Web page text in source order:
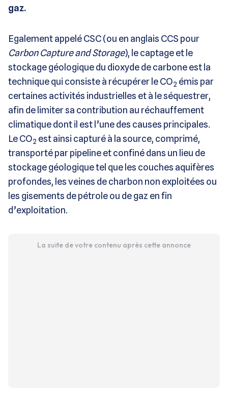
gaz.
Egalement appelé CSC (ou en anglais CCS pour
Carbon Capture and Storage), le captage et le
stockage géologique du dioxyde de carbone est la
technique qui consiste à récupérer le CO2 émis par
certaines activités industrielles et à le séquestrer,
afin de limiter sa contribution au réchauffement
climatique dont il est l’une des causes principales.
Le CO2 est ainsi capturé à la source, comprimé,
transporté par pipeline et confiné dans un lieu de
stockage géologique tel que les couches aquifères
profondes, les veines de charbon non exploitées ou
les gisements de pétrole ou de gaz en fin
d’exploitation.
La suite de votre contenu après cette annonce